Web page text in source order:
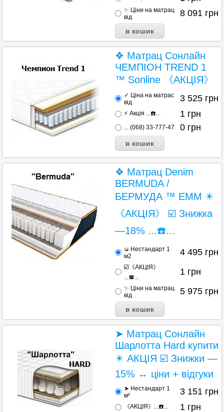
✨ Ціни на матрац
від
8 091 грн
❖ Матрац Сонлайн
ЧЕМПІОН TREND 1
™ Sonline 《АКЦІЯ》
✓ Ціна на матрас
від
3 525 грн
⚡ Акція ...☎️... 1 грн
... (068) 33-777-47 0 грн
❖ Матрац Denim
BERMUDA /
БЕРМУДА ™ ЕММ ✴️
《АКЦІЯ》 ☑️ Знижка
—18% ...☎️...
➭ Нестандарт 1
м2
4 495 грн
☑️《АКЦІЯ》
...☎...
1 грн
✨ Ціни на матрац
від
5 975 грн
➤ Матрац Сонлайн
Шарлотта Hard купити
✴️ АКЦІЯ ☑️ Знижки —
15% ↔ ціни + відгуки
➤ Нестандарт 1
м²
3 151 грн
《АКЦІЯ》...☎️... 1 грн